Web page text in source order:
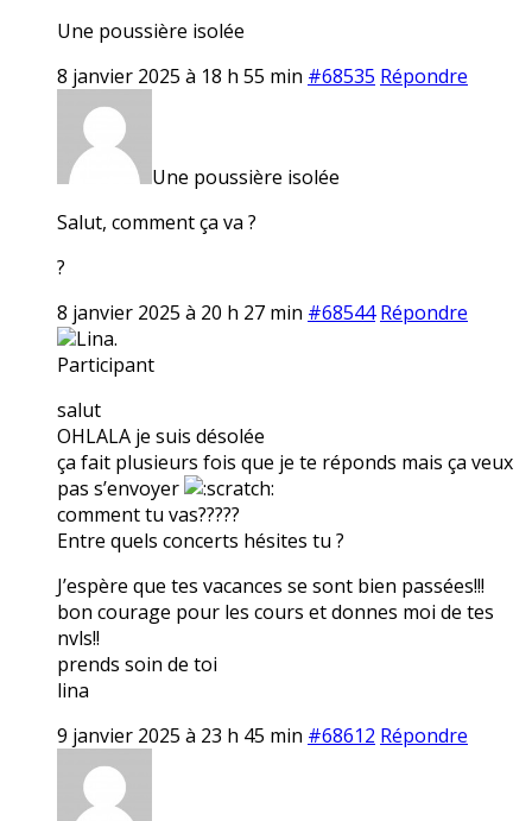
Une poussière isolée
8 janvier 2025 à 18 h 55 min #68535 Répondre
Une poussière isolée
Salut, comment ça va ?
?
8 janvier 2025 à 20 h 27 min #68544 Répondre
Lina.
Participant
salut
OHLALA je suis désolée
ça fait plusieurs fois que je te réponds mais ça veux
pas s’envoyer
comment tu vas?????
Entre quels concerts hésites tu ?
J’espère que tes vacances se sont bien passées!!!
bon courage pour les cours et donnes moi de tes
nvls!!
prends soin de toi
lina
9 janvier 2025 à 23 h 45 min #68612 Répondre